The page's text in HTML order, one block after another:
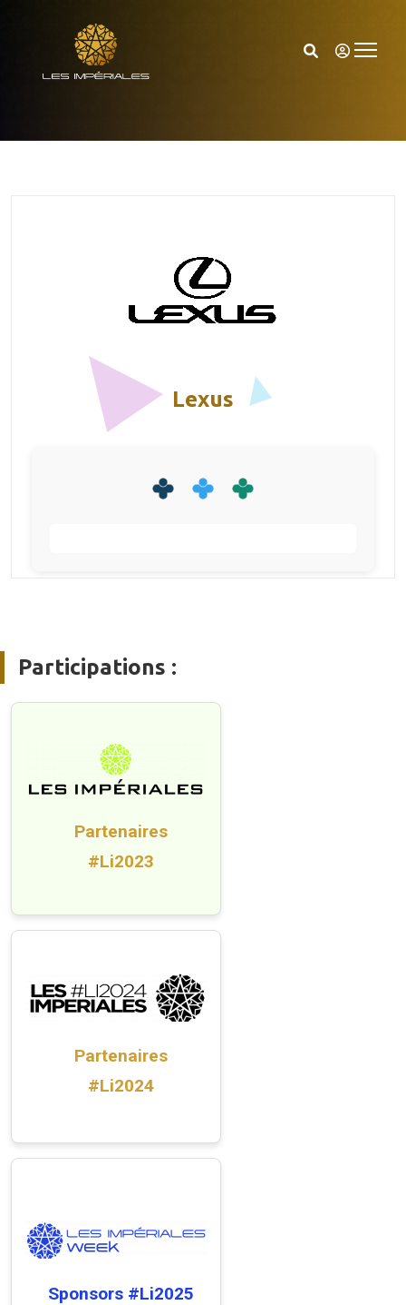
Lexus
Lexus
Participations :
Partenaires
#Li2023
Partenaires
#Li2024
Sponsors #Li2025